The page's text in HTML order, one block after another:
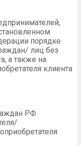
порядке
лиц без
а также на
клиента
РФ